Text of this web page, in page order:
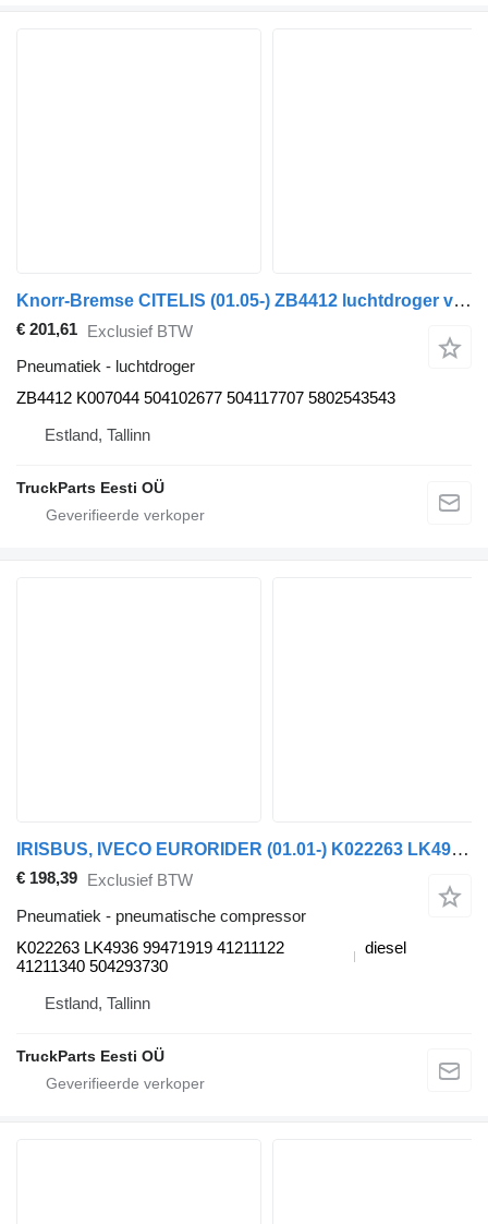
Knorr-Bremse CITELIS (01.05-) ZB4412 luchtdroger voor Irisbus Access, Evadys, Axer, Karosa, Recreo, Domino, Agora, Citelis, Eurorider (1999-)
€ 201,61 Exclusief BTW
Pneumatiek - luchtdroger
ZB4412 K007044 504102677 504117707 5802543543
Estland, Tallinn
TruckParts Eesti OÜ
IRISBUS, IVECO EURORIDER (01.01-) K022263 LK4936 pneumatische compressor voor Irisbus Access, Evadys, Axer, Karosa, Recreo, Domino, Agora, Citelis, Eurorider (1999-)
€ 198,39 Exclusief BTW
Pneumatiek - pneumatische compressor
K022263 LK4936 99471919 41211122
41211340 504293730
diesel
Estland, Tallinn
TruckParts Eesti OÜ